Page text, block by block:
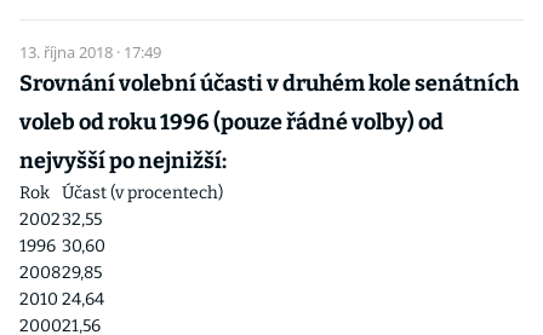
13. října 2018 · 17:49
Srovnání volební účasti v druhém kole senátních
voleb od roku 1996 (pouze řádné volby) od
nejvyšší po nejnižší:
Rok Účast (v procentech)
200232,55
1996 30,60
200829,85
2010 24,64
200021,56